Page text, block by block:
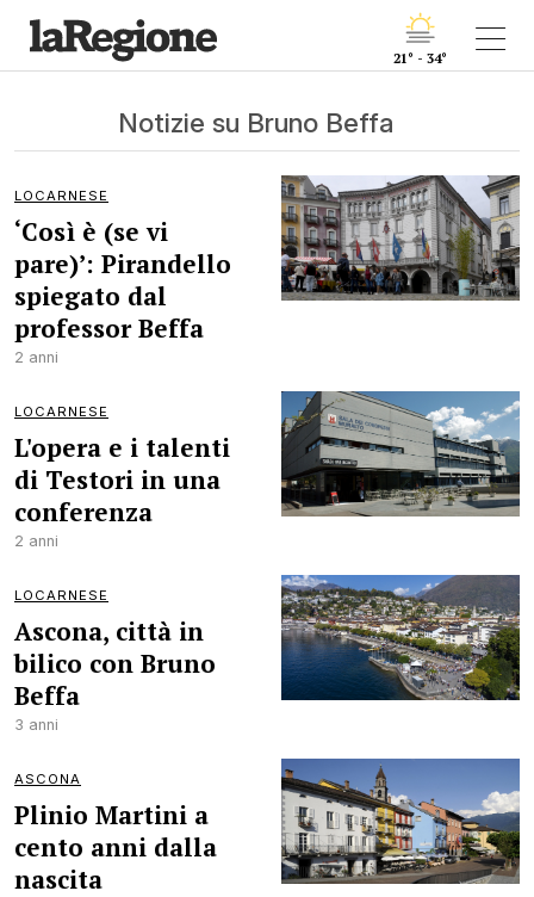
21° - 34°
Notizie su Bruno Beffa
LOCARNESE
‘Così è (se vi
pare)’: Pirandello
spiegato dal
professor Beffa
2 anni
LOCARNESE
L'opera e i talenti
di Testori in una
conferenza
2 anni
LOCARNESE
Ascona, città in
bilico con Bruno
Beffa
3 anni
ASCONA
Plinio Martini a
cento anni dalla
nascita